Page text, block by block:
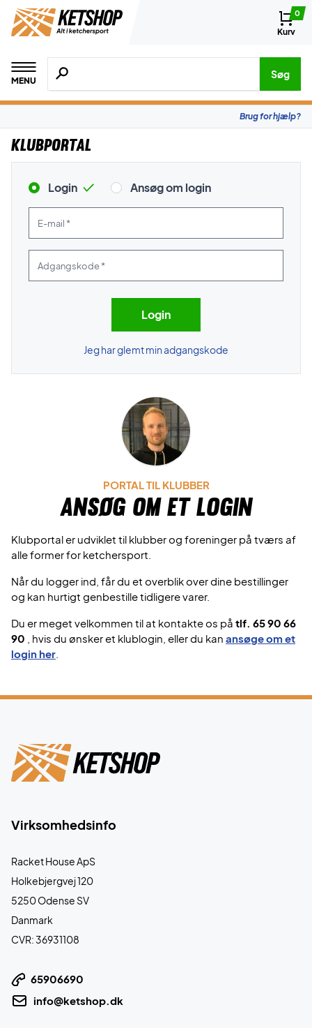
0
Kurv
MENU
Søg efter produkter, mærker etc.
Søg
Brug for hjælp?
Klubportal
Login Ansøg om login
Jeg har glemt min adgangskode
PORTAL TIL KLUBBER
Ansøg om et login
Klubportal er udviklet til klubber og foreninger på tværs af
alle former for ketchersport.
Når du logger ind, får du et overblik over dine bestillinger
og kan hurtigt genbestille tidligere varer.
Du er meget velkommen til at kontakte os på tlf. 65 90 66
90
, hvis du ønsker et klublogin, eller du kan ansøge om et
login her
Virksomhedsinfo
Racket House ApS
Holkebjergvej 120
5250 Odense SV
Danmark
CVR: 36931108
65906690
info@ketshop.dk